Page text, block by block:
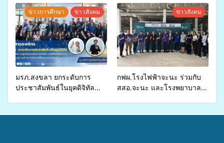
สุขภาพแก่ประชาชนในพื้นที่
อำเภอจะนะ
จ่ายงบกองทุนสุขภาพตำบล
รองรับการจัดบริการพาหนะรับ
ส่งผู้ทุพพลภาพเพื่อเข้ารับ
บริการสาธารณสุข ลดความ
เหลื่อมล้ำ ยกระดับคุณภาพ
ชีวิตประชาชนอย่างยั่งยืน
ข่าวการศึกษา ข่าวสังคม
มรภ.สงขลา ยกระดับการ
ประชาสัมพันธ์ในยุคดิจิทัล
ข่าวสังคม
กฟผ.โรงไฟฟ้าจะนะ ร่วมกับ
สสอ.จะนะ และโรงพยาบาล